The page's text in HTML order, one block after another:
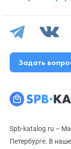
Spb-katalog.ru –
Петербурге. В
Задать